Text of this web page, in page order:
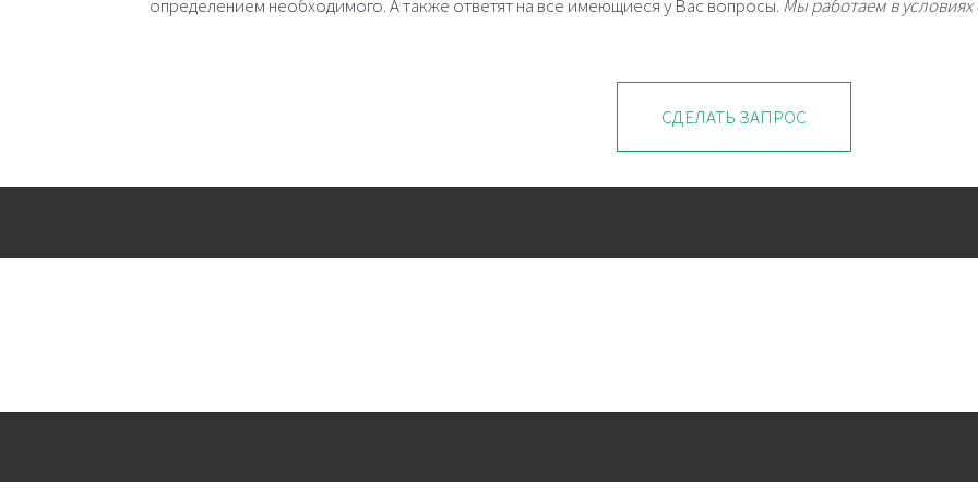
определением необходимого. А также ответят на все имеющиеся у Вас вопросы. Мы работаем в условиях
СДЕЛАТЬ ЗАПРОС